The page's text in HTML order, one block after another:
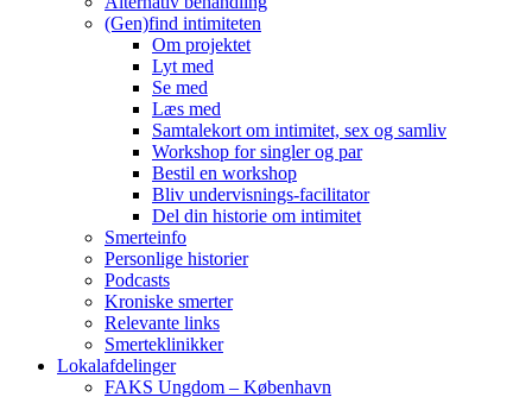
(Gen)find intimiteten
Om projektet
Lyt med
Se med
Læs med
Samtalekort om intimitet, sex og samliv
Workshop for singler og par
Bestil en workshop
Bliv undervisnings-facilitator
Del din historie om intimitet
Smerteinfo
Personlige historier
Podcasts
Kroniske smerter
Relevante links
Smerteklinikker
Lokalafdelinger
FAKS Ungdom – København